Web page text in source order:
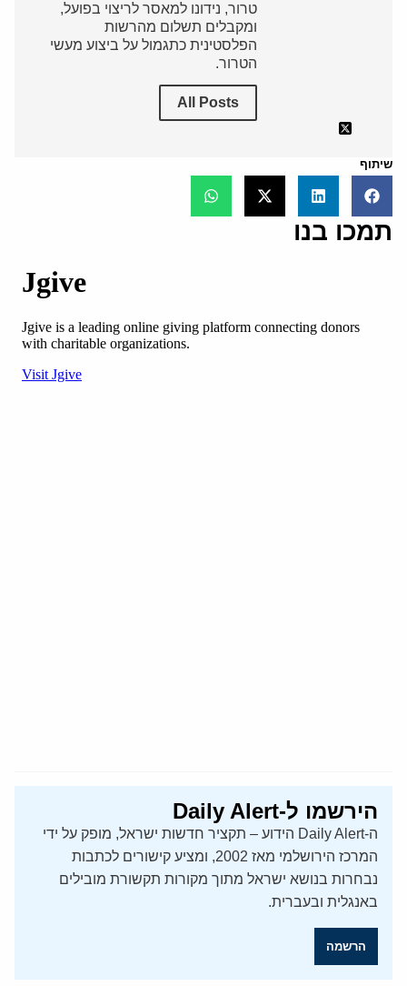
טרור, נידונו למאסר לריצוי בפועל,
ומקבלים תשלום מהרשות
הפלסטינית כתגמול על ביצוע מעשי
הטרור.
All Posts
שיתוף
תמכו בנו
הירשמו ל-Daily Alert
ה-Daily Alert הידוע – תקציר חדשות ישראל, מופק על ידי
המרכז הירושלמי מאז 2002, ומציע קישורים לכתבות
נבחרות בנושא ישראל מתוך מקורות תקשורת מובילים
באנגלית ובעברית.
הרשמה